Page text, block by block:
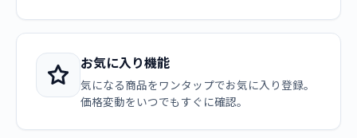
お気に入り機能
気になる商品をワンタップでお気に入り登録。
価格変動をいつでもすぐに確認。